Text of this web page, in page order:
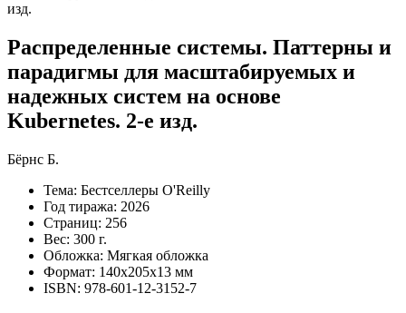
Распределенные системы. Паттерны и
парадигмы для масштабируемых и
надежных систем на основе
Kubernetes. 2-е изд.
Бёрнс Б.
Тема: Бестселлеры O'Reilly
Год тиража: 2026
Страниц: 256
Вес: 300 г.
Обложка: Мягкая обложка
Формат: 140х205х13 мм
ISBN: 978-601-12-3152-7